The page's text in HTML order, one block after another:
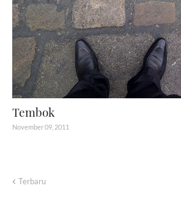
Tembok
November 09, 2011
Terbaru